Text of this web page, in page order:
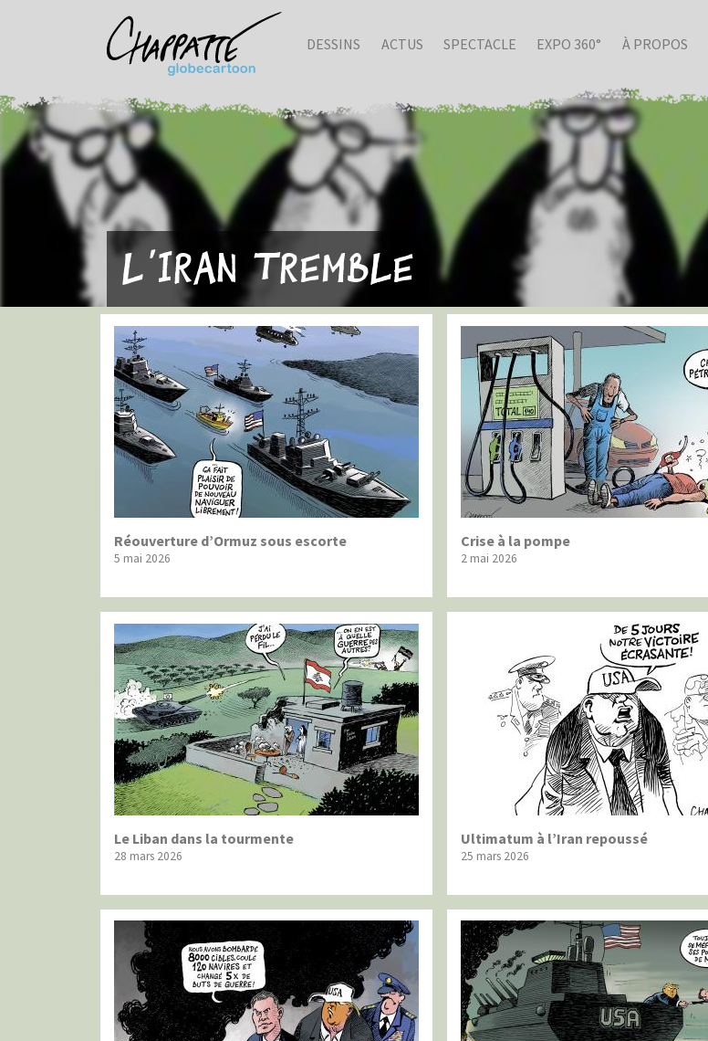
DESSINS ACTUS SPECTACLE EXPO 360° À PROPOS
L'Iran tremble
Réouverture d’Ormuz sous escorte
5 mai 2026
Crise à la pompe
2 mai 2026
Le Liban dans la tourmente
28 mars 2026
Ultimatum à l’Iran repoussé
25 mars 2026